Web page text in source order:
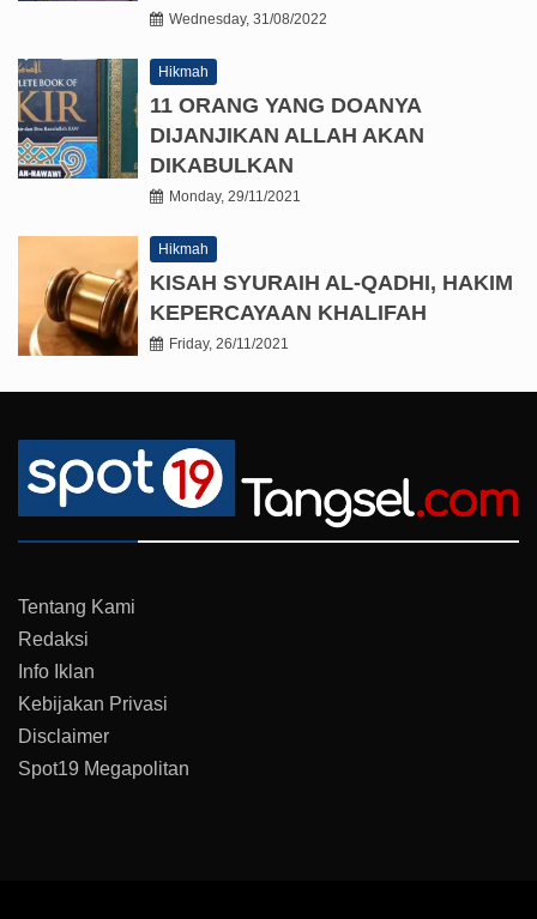
Wednesday, 31/08/2022
Hikmah
11 ORANG YANG DOANYA
DIJANJIKAN ALLAH AKAN
DIKABULKAN
Monday, 29/11/2021
Hikmah
KISAH SYURAIH AL-QADHI, HAKIM
KEPERCAYAAN KHALIFAH
Friday, 26/11/2021
Tentang Kami
Redaksi
Info Iklan
Kebijakan Privasi
Disclaimer
Spot19 Megapolitan